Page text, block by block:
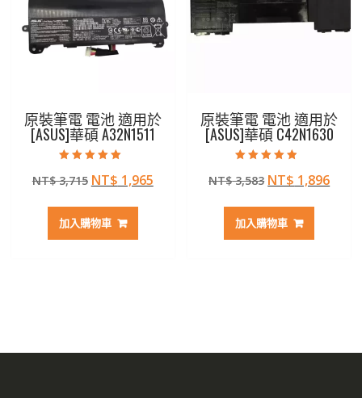
原裝筆電 電池 適用於
[ASUS]華碩 A32N1511
5.00
滿分 5
NT$3,715 原
價
格：
NT$ 1,965目
加入購物車
原裝筆電 電池 適用於
[ASUS]華碩 C42N1630
4.50
滿分 5
NT$3,583 原
價
格：
NT$ 1,896目
加入購物車